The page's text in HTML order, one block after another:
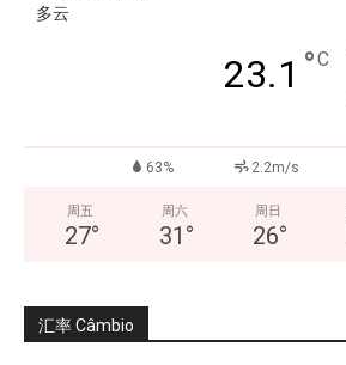
多云
23.1 °C
63% 2.2m/s
周五
27°
周六
31 °
周日
26°
汇率 Câmbio